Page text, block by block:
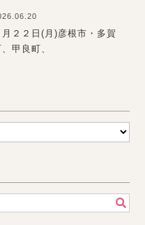
月２２日(月)彦根市・多賀
甲良町、